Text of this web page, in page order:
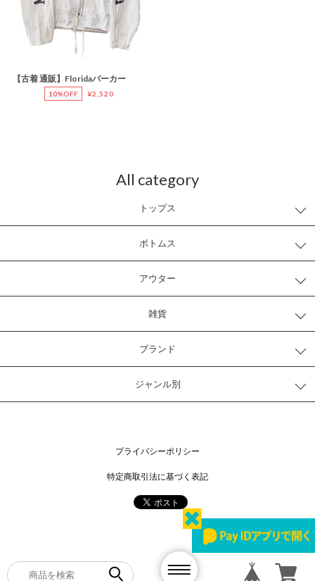
【古着 通販】Floridaパーカー
10%OFF ¥2,520
All category
トップス
ボトムス
アウター
雑貨
ブランド
ジャンル別
プライバシーポリシー
特定商取引法に基づく表記